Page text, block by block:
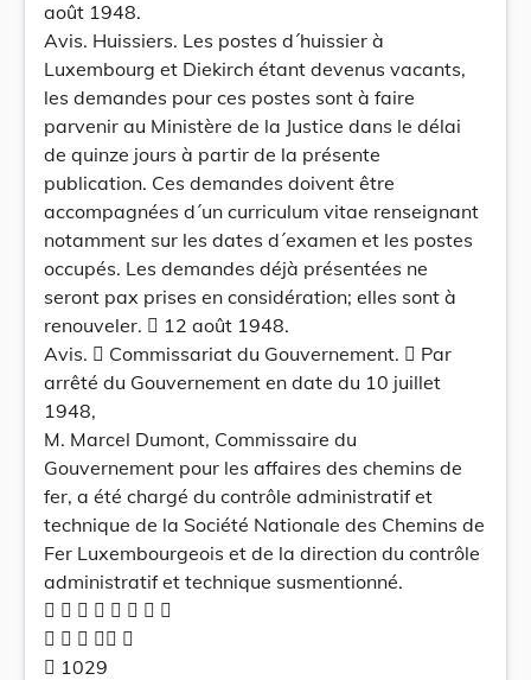
août 1948.
Avis. Huissiers. Les postes d´huissier à
Luxembourg et Diekirch étant devenus vacants,
les demandes pour ces postes sont à faire
parvenir au Ministère de la Justice dans le délai
de quinze jours à partir de la présente
publication. Ces demandes doivent être
accompagnées d´un curriculum vitae renseignant
notamment sur les dates d´examen et les postes
occupés. Les demandes déjà présentées ne
seront pax prises en considération; elles sont à
renouveler.  12 août 1948.
Avis.  Commissariat du Gouvernement.  Par
arrêté du Gouvernement en date du 10 juillet
1948,
M. Marcel Dumont, Commissaire du
Gouvernement pour les affaires des chemins de
fer, a été chargé du contrôle administratif et
technique de la Société Nationale des Chemins de
Fer Luxembourgeois et de la direction du contrôle
administratif et technique susmentionné.
       
    
 1029